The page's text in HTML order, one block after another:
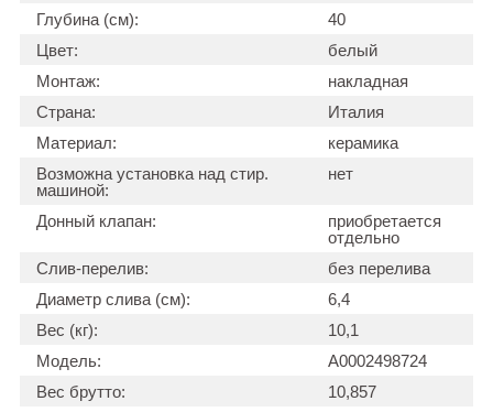
Глубина (см):
40
Цвет:
белый
Монтаж:
накладная
Страна:
Италия
Материал:
керамика
Возможна установка над стир.
машиной:
нет
Донный клапан:
приобретается
отдельно
Слив-перелив:
без перелива
Диаметр слива (см):
6,4
Вес (кг):
10,1
Модель:
А0002498724
Вес брутто:
10,857